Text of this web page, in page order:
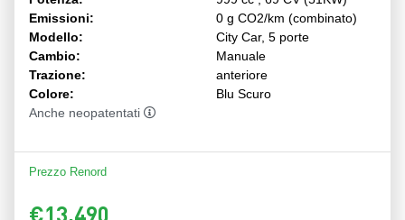
Emissioni:
0 g CO2/km (combinato)
Modello:
City Car, 5 porte
Cambio:
Manuale
Trazione:
anteriore
Colore:
Blu Scuro
Anche neopatentati
Prezzo Renord